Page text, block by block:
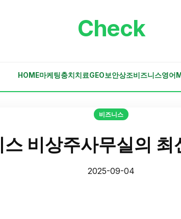
Check
HOME마케팅충치치료GEO보안상조비즈니스영어
비즈니스
비상주사무실의 최
2025-09-04